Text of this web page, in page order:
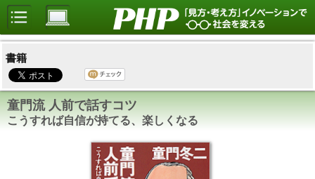
書籍
童門流 人前で話すコツ
こうすれば自信が持てる、楽しくなる